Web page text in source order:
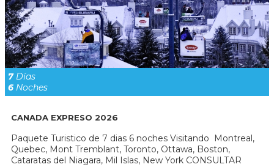
7Días
6 Noches
CANADA EXPRESO 2026
Paquete Turistico de 7 dias 6 noches Visitando Montreal,
Quebec, Mont Tremblant, Toronto, Ottawa, Boston,
Cataratas del Niagara, Mil Islas, New York CONSULTAR